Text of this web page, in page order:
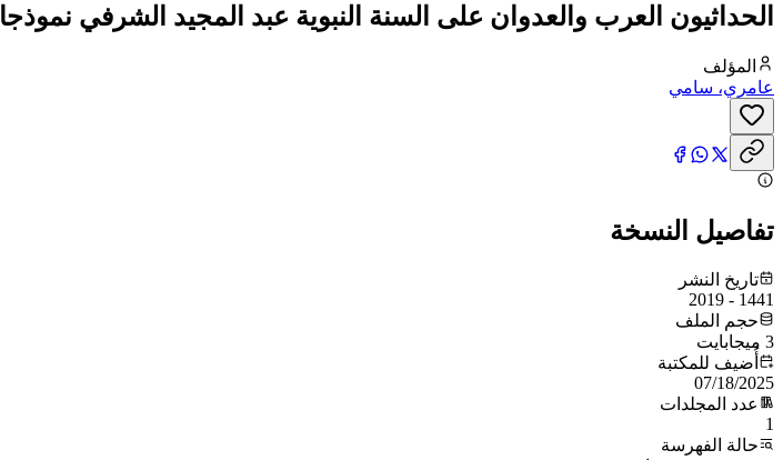
الحداثيون العرب والعدوان على السنة النبوية عبد المجيد الشرفي نموذجا
المؤلف
عامري، سامي
تفاصيل النسخة
تاريخ النشر
1441 - 2019
حجم الملف
3 ميجابايت
أُضيف للمكتبة
07/18/2025
عدد المجلدات
1
حالة الفهرسة